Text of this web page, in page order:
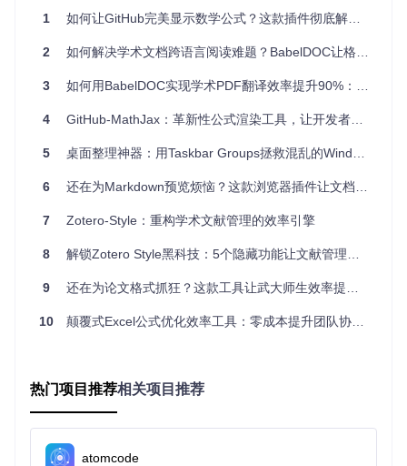
三、创新功能：让公式交互更智能
1. 实时智能渲染，公式秒变清晰
实时将公式代码渲染成清晰的数学符号。不管是简单的a^2 +
w} = \frac{1}{m} X^T (h_\theta(X) - y)，都能瞬间
右键点击任意公式，就能调出功能丰富的菜单。你可以轻松调
整公式大小，让它更符合你的阅读习惯；也可以随时查看原始
的LaTeX代码，方便你复制和编辑；还能进行各种个性化设
置，让公式显示效果更合心意。
四、应用场景：五种场景下的最佳使用姿势
场景一：学术论文阅读
1 如何让GitHub完美显示数学公式？这款插件彻底解决你的烦恼
2 如何解决学术文档跨语言阅读难题？BabelDOC让格式保留翻译效率提升5倍
3 如何用BabelDOC实现学术PDF翻译效率提升90%：从技术原理到实战指南
4 GitHub-MathJax：革新性公式渲染工具，让开发者告别LaTeX代码混乱
5 桌面整理神器：用Taskbar Groups拯救混乱的Windows任务栏
6 还在为Markdown预览烦恼？这款浏览器插件让文档查看效率提升300%
7 Zotero-Style：重构学术文献管理的效率引擎
8 解锁Zotero Style黑科技：5个隐藏功能让文献管理效率翻倍
9 还在为论文格式抓狂？这款工具让武大师生效率提升300%
10 颠覆式Excel公式优化效率工具：零成本提升团队协作效率
热门项目推荐相关项目推荐
atomcode